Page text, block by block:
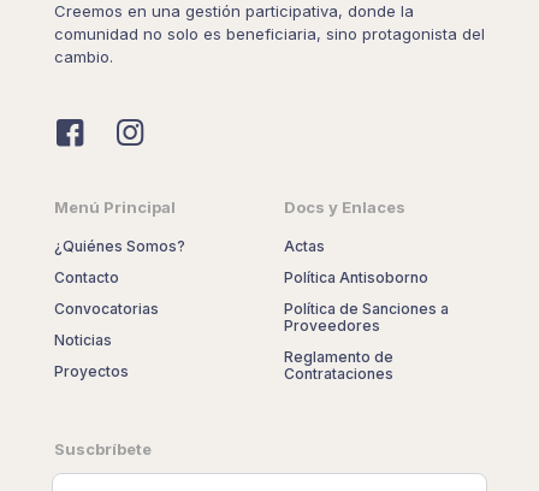
Creemos en una gestión participativa, donde la
comunidad no solo es beneficiaria, sino protagonista del
cambio.
Menú Principal
¿Quiénes Somos?
Contacto
Convocatorias
Noticias
Proyectos
Docs y Enlaces
Actas
Política Antisoborno
Política de Sanciones a
Proveedores
Reglamento de
Contrataciones
Suscbríbete